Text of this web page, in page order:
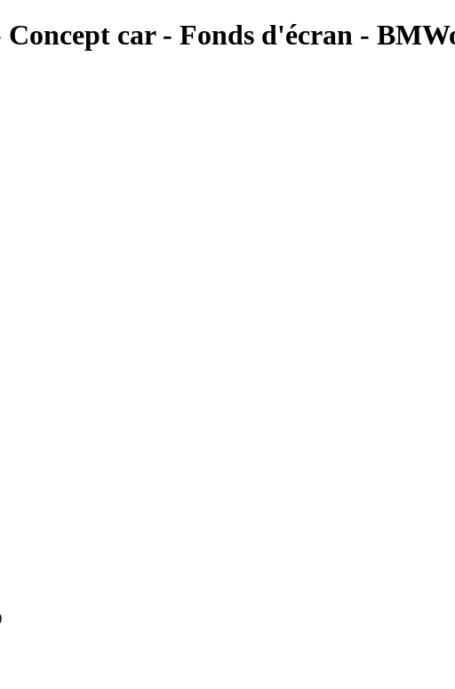
car - Fonds d'écran -